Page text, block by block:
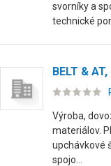
svorníky a
technické
BELT &
Výroba,
materiálov.
upchávkové
spojo...